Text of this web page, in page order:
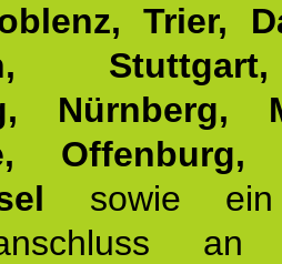
Trier,
Nürnberg,
Offenburg,
sowie ein